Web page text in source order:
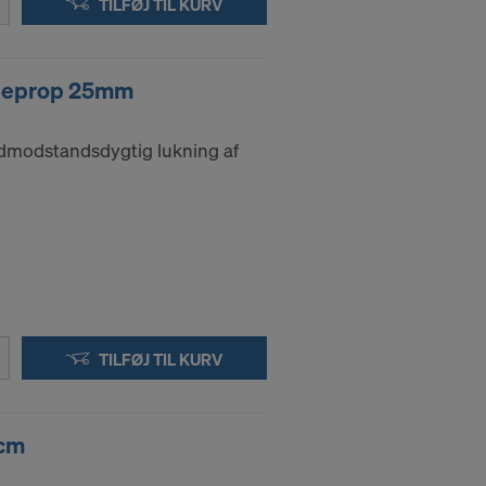
TILFØJ TIL KURV
25mm
lukning af
TILFØJ TIL KURV
og
adresser